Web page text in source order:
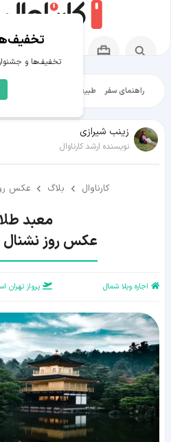
راهنمای سفر طبیعت‌گردی
زينب شيرازی
نویسنده ارشد کارناوال
کارناوال بلاگ عکس
عکس روز نشنال
اجاره ویلا شمال پرواز تهران
تخفیف‌ها و